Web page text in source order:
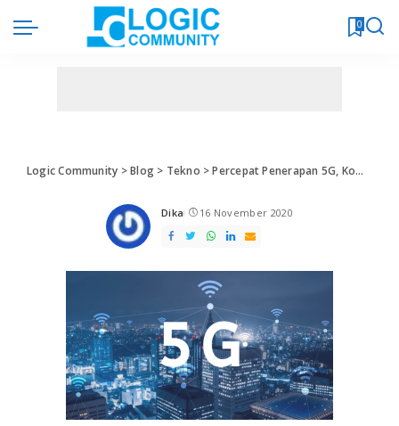
0
Logic Community >Blog> Tekno >Percepat Penerapan 5G, Kominfo Dapat Dukungan DPR
Posted
by
Dika 16 November 2020